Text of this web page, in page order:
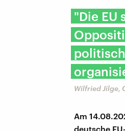
"Die EU
Wilfried Jilge,
Am
deutsche